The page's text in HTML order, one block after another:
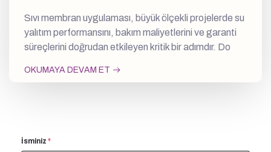
Sıvı membran uygulaması, büyük ölçekli projelerde su
yalıtım performansını, bakım maliyetlerini ve garanti
süreçlerini doğrudan etkileyen kritik bir adımdır. Do
OKUMAYA DEVAM ET
İsminiz *